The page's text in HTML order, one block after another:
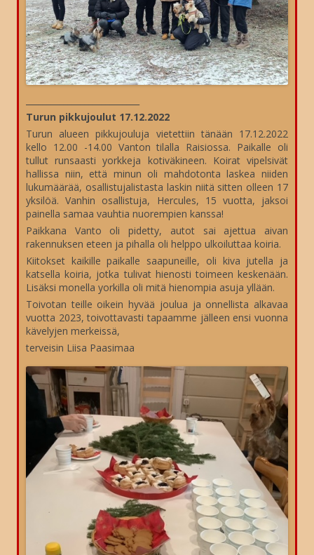
Turun pikkujoulut 17.12.2022
Turun alueen pikkujouluja vietettiin tänään 17.12.2022
kello 12.00 -14.00 Vanton tilalla Raisiossa. Paikalle oli
tullut runsaasti yorkkeja kotiväkineen. Koirat vipelsivät
hallissa niin, että minun oli mahdotonta laskea niiden
lukumäärää, osallistujalistasta laskin niitä sitten olleen 17
yksilöä. Vanhin osallistuja, Hercules, 15 vuotta, jaksoi
painella samaa vauhtia nuorempien kanssa!
Paikkana Vanto oli pidetty, autot sai ajettua aivan
rakennuksen eteen ja pihalla oli helppo ulkoiluttaa koiria.
Kiitokset kaikille paikalle saapuneille, oli kiva jutella ja
katsella koiria, jotka tulivat hienosti toimeen keskenään.
Lisäksi monella yorkilla oli mitä hienompia asuja yllään.
Toivotan teille oikein hyvää joulua ja onnellista alkavaa
vuotta 2023, toivottavasti tapaamme jälleen ensi vuonna
kävelyjen merkeissä,
terveisin Liisa Paasimaa